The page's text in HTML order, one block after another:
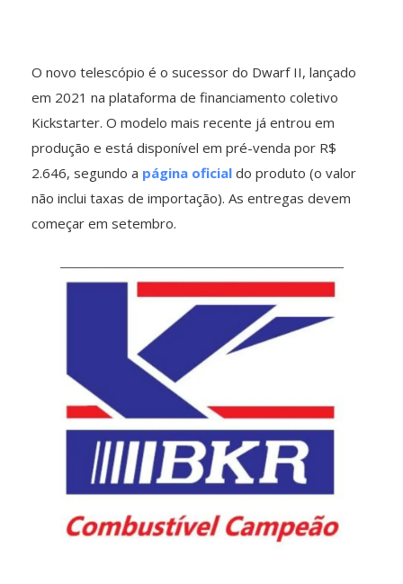
O novo telescópio é o sucessor do Dwarf II, lançado
em 2021 na plataforma de financiamento coletivo
Kickstarter. O modelo mais recente já entrou em
produção e está disponível em pré-venda por R$
2.646, segundo a página oficial do produto (o valor
não inclui taxas de importação). As entregas devem
começar em setembro.